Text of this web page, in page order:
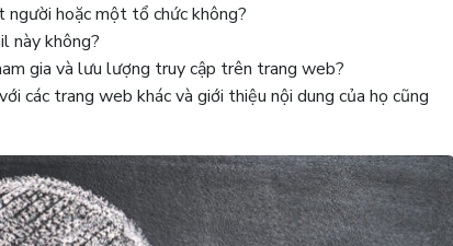
người hoặc một tổ chức không?
này không?
gia và lưu lượng truy cập trên trang web?
các trang web khác và giới thiệu nội dung của họ cũng